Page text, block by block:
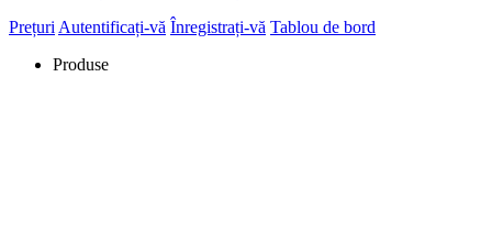
Prețuri Autentificați-vă Înregistrați-vă Tablou de bord
Produse